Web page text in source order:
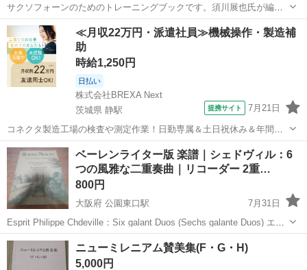
サクソフォーンのためのトレーニングブックです。須川展也氏が編纂
しており、サクソフォーンの練習に役立つ内容となっています。 【商
品名】サクソフォーンのためのトレーニングブック 【著者/編者】須川
展也 編 【発行】東亜音楽社 ...
大阪 吹田市 公園東口駅 楽譜、音楽書 楽譜
≪月収22万円・派遣社員≫機械操作・製造補
助
時給1,250円
日払い
株式会社BREXA Next
茨城県 静駅
提携サイト 7月21日
コネクタ製造工場の検査や測定作業！日勤専属＆土日祝休み＆年間休
日128日★クリーンルーム内作業★マイカー通勤OK＆無料駐車場あり
★就業先食堂利用可！日払い制度あり！《茨城県常陸大宮市》 人気の
工場のお仕事 ◇コネクタ製造工...
茨城 常陸大宮市 その他
ベーレンライター版 楽譜｜シェドヴィル：6
つの風雅な二重奏曲｜リコーダー 2重…
800円
大阪府 公園東口駅
7月31日
Esprit Philippe Chdeville：Six galant Duos (Sechs galante Duos) エス
プリ・フィリップ・シェドヴィル：6つの風雅な二重奏曲 （Brenreiter
/ ベーレンライ...
大阪 吹田市 楽譜、音楽書
ニューミレニアム賛美集(F・G・H)
5,000円